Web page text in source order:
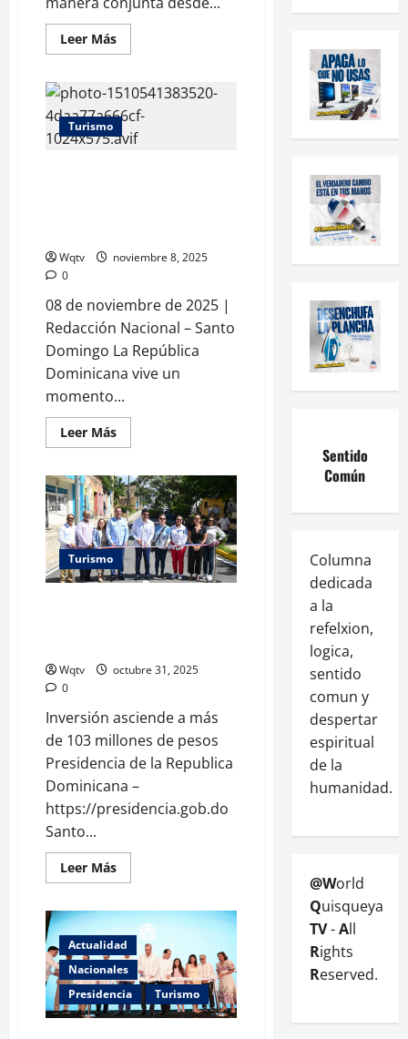
Leer Más
Turismo
Wqtv
noviembre 8, 2025
0
08 de noviembre de 2025 |
Redacción Nacional – Santo
Domingo La República
Dominicana vive un
momento...
Leer Más
Turismo
Wqtv
octubre 31, 2025
0
Inversión asciende a más
de 103 millones de pesos
Presidencia de la Republica
Dominicana –
https://presidencia.gob.do
Santo...
Leer Más
Actualidad
Nacionales
Presidencia
Turismo
Sentido
Común
Columna
dedicada
a la
refelxion,
logica,
sentido
comun y
despertar
espiritual
de la
humanidad.
@World
Quisqueya
TV-All
Rights
Reserved.